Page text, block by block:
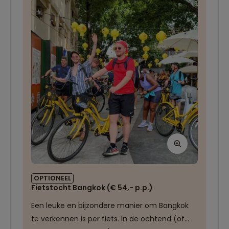
stenen beelden en prachtig versierde torens.
Je kijkt je ogen uit.
OPTIONEEL
Fietstocht Bangkok (€ 54,- p.p.)
Een leuke en bijzondere manier om Bangkok
te verkennen is per fiets. In de ochtend (of